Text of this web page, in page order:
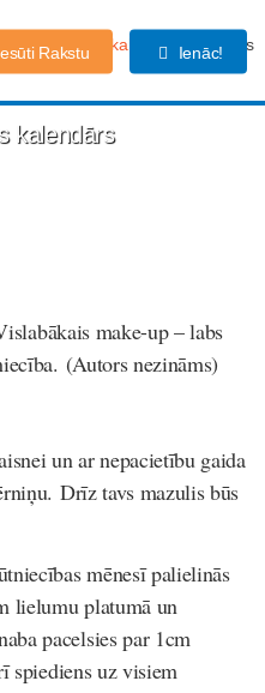
Grūtniecības kalendārs Forums
Rakstu Ienāc!
kalendārs
make-up – labs
(Autors nezināms)
un ar nepacietību gaida
Drīz tavs mazulis būs
mēnesī palielinās
lielumu platumā un
pacelsies par 1cm
spiediens uz visiem